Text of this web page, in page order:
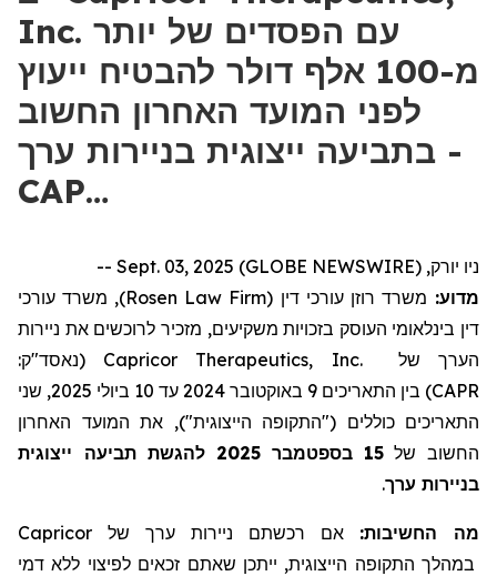
Inc. עם הפסדים של יותר
מ-100 אלף דולר להבטיח ייעוץ
לפני המועד האחרון החשוב
בתביעה ייצוגית בניירות ערך -
CAP…
ניו יורק, Sept. 03, 2025 (GLOBE NEWSWIRE) --
מדוע: משרד רוזן עורכי דין (Rosen Law Firm), משרד עורכי
דין בינלאומי העוסק בזכויות משקיעים, מזכיר לרוכשים את ניירות
הערך של
Capricor Therapeutics, Inc. (נאסד"ק:
CAPR
) בין התאריכים 9 באוקטובר 2024 עד 10 ביולי 2025, שני
התאריכים כוללים ("התקופה הייצוגית"), את המועד האחרון
החשוב של15 בספטמבר 2025 להגשת תביעה ייצוגית
בניירות ערך.
מה החשיבות: אם רכשתם ניירות ערך של Capricor
במהלך התקופה הייצוגית, ייתכן שאתם זכאים לפיצוי ללא דמי